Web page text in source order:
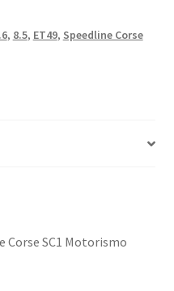
, 8.5, ET49, Speedline Corse
Corse SC1 Motorismo